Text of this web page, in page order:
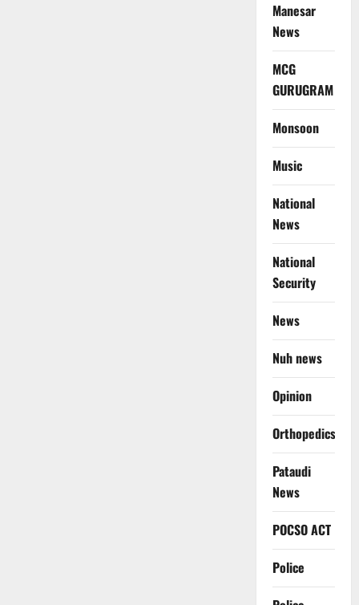
Manesar
News
MCG
GURUGRAM
Monsoon
Music
National
News
National
Security
News
Nuh news
Opinion
Orthopedics
Pataudi
News
POCSO ACT
Police